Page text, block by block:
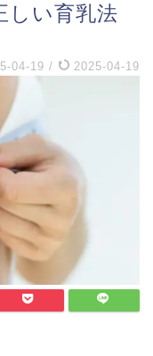
い育乳法
04-19 / 2025-04-19